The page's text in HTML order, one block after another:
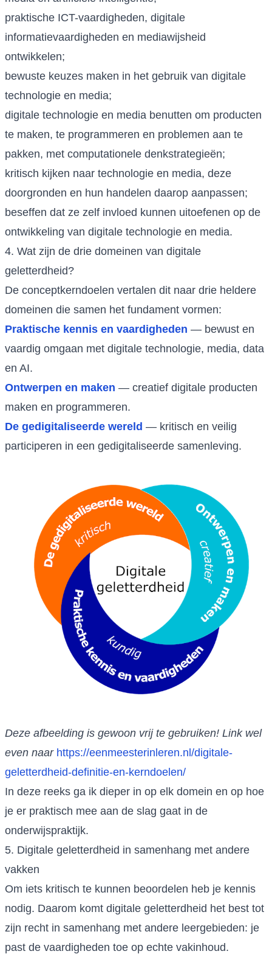
praktische ICT-vaardigheden, digitale
informatievaardigheden en mediawijsheid
ontwikkelen;
bewuste keuzes maken in het gebruik van digitale
technologie en media;
digitale technologie en media benutten om producten
te maken, te programmeren en problemen aan te
pakken, met computationele denkstrategieën;
kritisch kijken naar technologie en media, deze
doorgronden en hun handelen daarop aanpassen;
beseffen dat ze zelf invloed kunnen uitoefenen op de
ontwikkeling van digitale technologie en media.
4. Wat zijn de drie domeinen van digitale
geletterdheid?
De conceptkerndoelen vertalen dit naar drie heldere
domeinen die samen het fundament vormen:
Praktische kennis en vaardigheden — bewust en
vaardig omgaan met digitale technologie, media, data
en AI.
Ontwerpen en maken — creatief digitale producten
maken en programmeren.
De gedigitaliseerde wereld — kritisch en veilig
participeren in een gedigitaliseerde samenleving.
Deze afbeelding is gewoon vrij te gebruiken! Link wel
even naar https://eenmeesterinleren.nl/digitale-
geletterdheid-definitie-en-kerndoelen/
In deze reeks ga ik dieper in op elk domein en op hoe
je er praktisch mee aan de slag gaat in de
onderwijspraktijk.
5. Digitale geletterdheid in samenhang met andere
vakken
Om iets kritisch te kunnen beoordelen heb je kennis
nodig. Daarom komt digitale geletterdheid het best tot
zijn recht in samenhang met andere leergebieden: je
past de vaardigheden toe op echte vakinhoud.